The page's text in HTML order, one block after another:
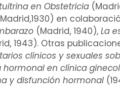
en Obstetricia
en
(Madrid, 1940), La
1943). Otras
clínicos y sexuales
hormonal en clínica
y disfunción hormonal